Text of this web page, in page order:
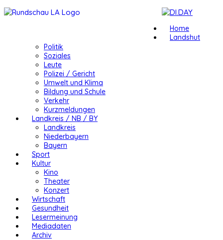
Home
Landshut
Politik
Soziales
Leute
Polizei / Gericht
Umwelt und Klima
Bildung und Schule
Verkehr
Kurzmeldungen
Landkreis / NB / BY
Landkreis
Niederbayern
Bayern
Sport
Kultur
Kino
Theater
Konzert
Wirtschaft
Gesundheit
Lesermeinung
Mediadaten
Archiv